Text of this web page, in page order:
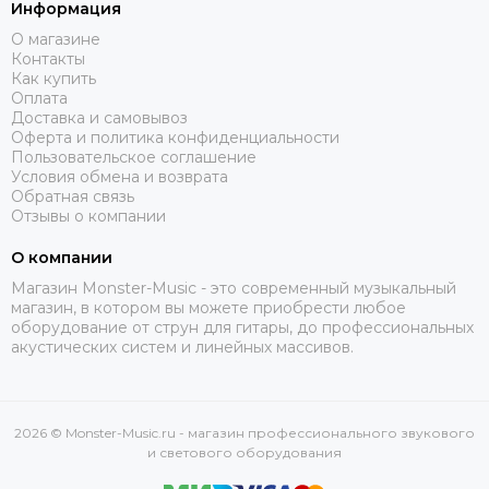
DBX
DIALighting
DieHard
DiGiCo
DS Proaudio
DJ POWER
Dynacord
Eighteen Sound
Evolution
ELECTRO-VOICE
Exell
Информация
О магазине
Контакты
Как купить
Оплата
Доставка и самовывоз
Оферта и политика конфиденциальности
Пользовательское соглашение
Условия обмена и возврата
Обратная связь
Отзывы о компании
О компании
Магазин Monster-Music - это современный музыкальный
магазин, в котором вы можете приобрести любое
оборудование от струн для гитары, до профессиональных
акустических систем и линейных массивов.
2026 © Monster-Music.ru - магазин профессионального звукового
и светового оборудования